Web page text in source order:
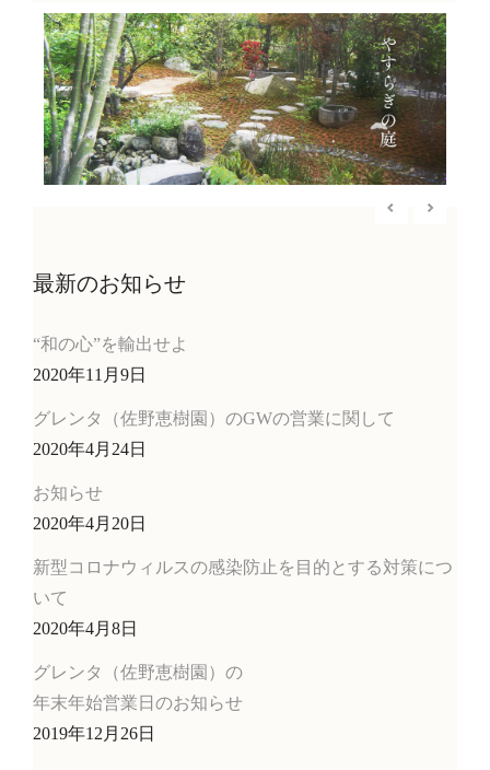
最新のお知らせ
“和の心”を輸出せよ
2020年11月9日
グレンタ（佐野恵樹園）のGWの営業に関して
2020年4月24日
お知らせ
2020年4月20日
新型コロナウィルスの感染防止を目的とする対策につ
いて
2020年4月8日
グレンタ（佐野恵樹園）の
年末年始営業日のお知らせ
2019年12月26日